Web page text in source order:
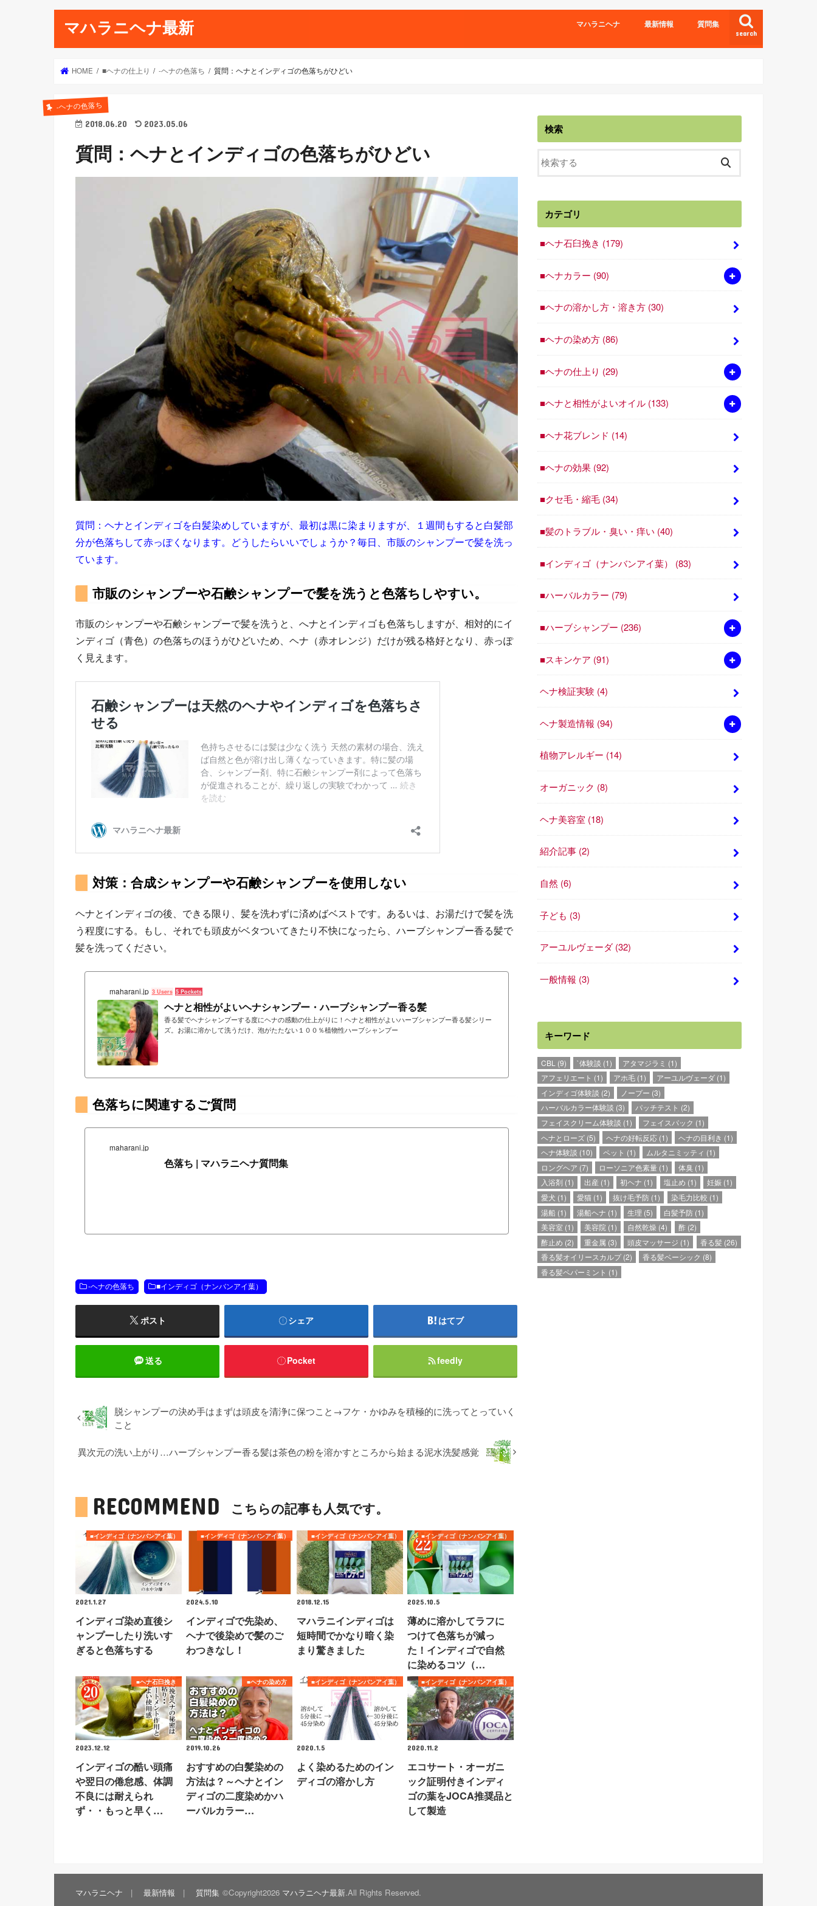
マハラニヘナ最新 search
マハラニヘナ 最新情報 質問集
HOME ■ヘナの仕上り -ヘナの色落ち 質問：ヘナとインディゴの色落ちがひどい
-ヘナの色落ち
2018.06.20 2023.05.06
質問：ヘナとインディゴの色落ちがひどい
質問：ヘナとインディゴを白髪染めしていますが、最初は黒に染まりますが、１週間もすると白髪部
分が色落ちして赤っぽくなります。どうしたらいいでしょうか？毎日、市販のシャンプーで髪を洗っ
ています。
市販のシャンプーや石鹸シャンプーで髪を洗うと色落ちしやすい。
市販のシャンプーや石鹸シャンプーで髪を洗うと、へナとインディゴも色落ちしますが、相対的にイ
ンディゴ（青色）の色落ちのほうがひどいため、ヘナ（赤オレンジ）だけが残る格好となり、赤っぽ
く見えます。
対策：合成シャンプーや石鹸シャンプーを使用しない
ヘナとインディゴの後、できる限り、髪を洗わずに済めばベストです。あるいは、お湯だけで髪を洗
う程度にする。もし、それでも頭皮がベタついてきたり不快になったら、ハーブシャンプー香る髪で
髪を洗ってください。
maharani.jp 3 Users 5 Pockets
ヘナと相性がよいヘナシャンプー・ハーブシャンプー香る髪
香る髪でヘナシャンプーする度にヘナの感動の仕上がりに！ヘナと相性がよいハーブシャンプー香る髪シリー
ズ。お湯に溶かして洗うだけ、泡がたたない１００％植物性ハーブシャンプー
色落ちに関連するご質問
maharani.jp
色落ち | マハラニヘナ質問集
-ヘナの色落ち ■インディゴ（ナンバンアイ葉）
ポスト シェア はてブ
送る Pocket feedly
脱シャンプーの決め手はまずは頭皮を清浄に保つこと→フケ・かゆみを積極的に洗ってとっていく
こと
異次元の洗い上がり…ハーブシャンプー香る髪は茶色の粉を溶かすところから始まる泥水洗髪感覚
RECOMMEND こちらの記事も人気です。
■インディゴ（ナンバンアイ葉）
2021.1.27
インディゴ染め直後シ
ャンプーしたり洗いす
ぎると色落ちする
■インディゴ（ナンバンアイ葉）
2024.5.10
インディゴで先染め、
ヘナで後染めで髪のご
わつきなし！
■インディゴ（ナンバンアイ葉）
2018.12.15
マハラニインディゴは
短時間でかなり暗く染
まり驚きました
■インディゴ（ナンバンアイ葉）
2025.10.5
薄めに溶かしてラフに
つけて色落ちが減っ
た！インディゴで自然
に染めるコツ（…
■ヘナ石臼挽き
2023.12.12
インディゴの酷い頭痛
や翌日の倦怠感、体調
不良には耐えられ
ず・・もっと早く…
■ヘナの染め方
2019.10.26
おすすめの白髪染めの
方法は？～ヘナとイン
ディゴの二度染めかハ
ーバルカラー…
■インディゴ（ナンバンアイ葉）
2020.1.5
よく染めるためのイン
ディゴの溶かし方
■インディゴ（ナンバンアイ葉）
2020.11.2
エコサート・オーガニ
ック証明付きインディ
ゴの葉をJOCA推奨品と
して製造
検索
カテゴリ
■ヘナ石臼挽き (179)
■ヘナカラー (90)
■ヘナの溶かし方・溶き方 (30)
■ヘナの染め方 (86)
■ヘナの仕上り (29)
■ヘナと相性がよいオイル (133)
■ヘナ花ブレンド (14)
■ヘナの効果 (92)
■クセ毛・縮毛 (34)
■髪のトラブル・臭い・痒い (40)
■インディゴ（ナンバンアイ葉） (83)
■ハーバルカラー (79)
■ハーブシャンプー (236)
■スキンケア (91)
ヘナ検証実験 (4)
ヘナ製造情報 (94)
植物アレルギー (14)
オーガニック (8)
ヘナ美容室 (18)
紹介記事 (2)
自然 (6)
子ども (3)
アーユルヴェーダ(32)
一般情報 (3)
キーワード
CBL (9) `体験談 (1) アタマジラミ (1)
アフェリエート (1) アホ毛 (1) アーユルヴェーダ (1)
インディゴ体験談 (2) ノープー (3)
ハーバルカラー体験談 (3) パッチテスト (2)
フェイスクリーム体験談 (1) フェイスパック (1)
ヘナとローズ (5) ヘナの好転反応 (1) ヘナの目利き (1)
ヘナ体験談 (10) ペット (1) ムルタニミッティ (1)
ロングヘア (7) ローソニア色素量 (1) 体臭 (1)
入浴剤 (1) 出産 (1) 初ヘナ (1) 塩止め (1) 妊娠(1)
愛犬 (1) 愛猫 (1) 抜け毛予防 (1) 染毛力比較 (1)
湯船 (1) 湯船ヘナ (1) 生理 (5) 白髪予防(1)
美容室 (1) 美容院 (1) 自然乾燥 (4) 酢(2)
酢止め (2) 重金属 (3) 頭皮マッサージ (1) 香る髪(26)
香る髪オイリースカルプ (2) 香る髪ベーシック (8)
香る髪ペパーミント (1)
マハラニヘナ 最新情報 質問集 ©Copyright2026 マハラニヘナ最新.All Rights Reserved.